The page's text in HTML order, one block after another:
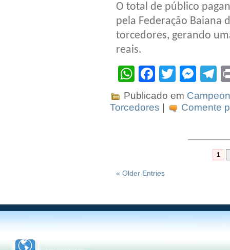
O total de público
pela Federação Baiana
torcedores, gerando
reais.
WhatsApp
Facebook
Twitter
Publicado em
Torcedores
Comente
1
« Older Entries